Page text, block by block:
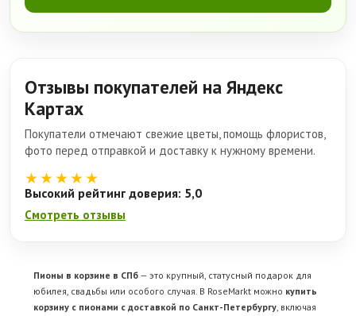
Отзывы покупателей на Яндекс
Картах
Покупатели отмечают свежие цветы, помощь флористов,
фото перед отправкой и доставку к нужному времени.
★★★★★
Высокий рейтинг доверия: 5,0
Смотреть отзывы
Пионы в корзине в СПб — это крупный, статусный подарок для
юбилея, свадьбы или особого случая. В RoseMarkt можно купить
корзину с пионами с доставкой по Санкт-Петербургу, включая